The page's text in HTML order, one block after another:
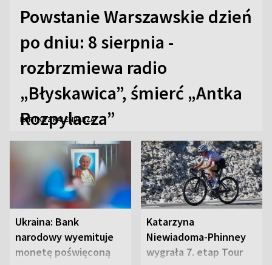
Powstanie Warszawskie dzień
po dniu: 8 sierpnia -
rozbrzmiewa radio
„Błyskawica”, śmierć „Antka
Rozpylacza”
KARTKA Z KALENDARZA
Ukraina: Bank
narodowy wyemituje
monetę poświęconą
Katarzyna
Niewiadoma-Phinney
wygrała 7. etap Tour